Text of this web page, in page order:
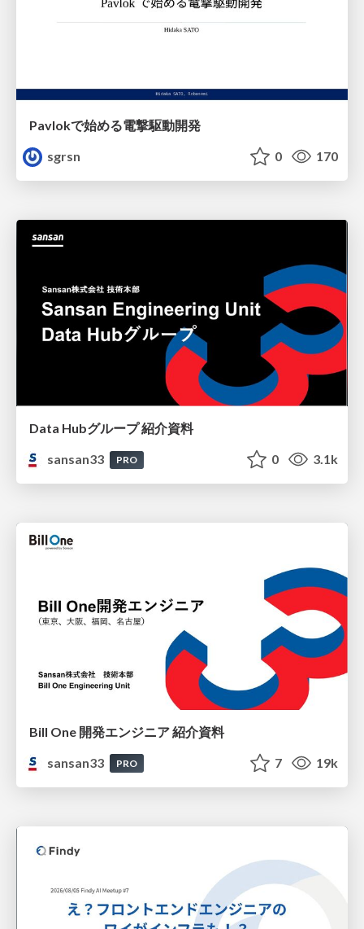
Pavlokで始める電撃駆動開発
sgrsn
0 170
Data Hubグループ 紹介資料
sansan33
PRO 0 3.1k
Bill One 開発エンジニア 紹介資料
sansan33
PRO 7 19k